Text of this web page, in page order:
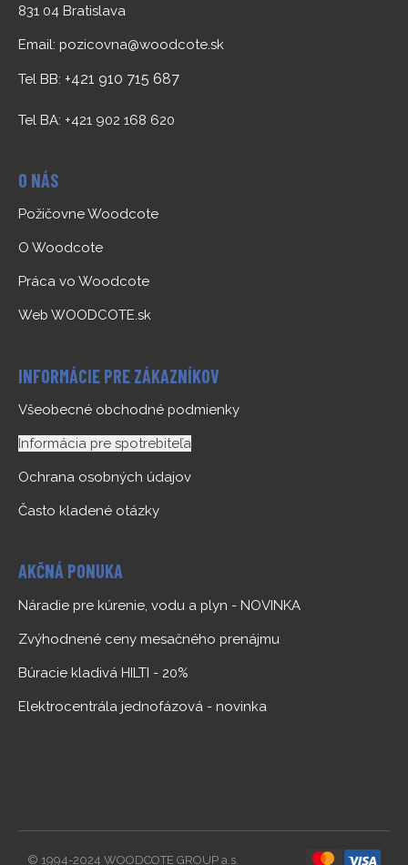
831 04 Bratislava
Email: pozicovna@woodcote.sk
Tel BB: +421 910 715 687
Tel BA: +421 902 168 620
O NÁS
Požičovne Woodcote
O Woodcote
Práca vo Woodcote
Web WOODCOTE.sk
INFORMÁCIE PRE ZÁKAZNÍKOV
Všeobecné obchodné podmienky
Informácia pre spotrebiteľa
Ochrana osobných údajov
Často kladené otázky
AKČNÁ PONUKA
Náradie pre kúrenie, vodu a plyn - NOVINKA
Zvýhodnené ceny mesačného prenájmu
Búracie kladivá HILTI - 20%
Elektrocentrála jednofázová - novinka
© 1994-2024 WOODCOTE GROUP a.s.